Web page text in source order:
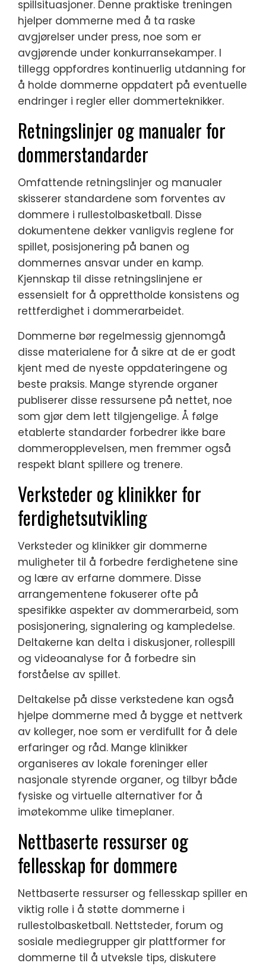
spillsituasjoner. Denne praktiske treningen
hjelper dommerne med å ta raske
avgjørelser under press, noe som er
avgjørende under konkurransekamper. I
tillegg oppfordres kontinuerlig utdanning for
å holde dommerne oppdatert på eventuelle
endringer i regler eller dommerteknikker.
Retningslinjer og manualer for
dommerstandarder
Omfattende retningslinjer og manualer
skisserer standardene som forventes av
dommere i rullestolbasketball. Disse
dokumentene dekker vanligvis reglene for
spillet, posisjonering på banen og
dommernes ansvar under en kamp.
Kjennskap til disse retningslinjene er
essensielt for å opprettholde konsistens og
rettferdighet i dommerarbeidet.
Dommerne bør regelmessig gjennomgå
disse materialene for å sikre at de er godt
kjent med de nyeste oppdateringene og
beste praksis. Mange styrende organer
publiserer disse ressursene på nettet, noe
som gjør dem lett tilgjengelige. Å følge
etablerte standarder forbedrer ikke bare
dommeropplevelsen, men fremmer også
respekt blant spillere og trenere.
Verksteder og klinikker for
ferdighetsutvikling
Verksteder og klinikker gir dommerne
muligheter til å forbedre ferdighetene sine
og lære av erfarne dommere. Disse
arrangementene fokuserer ofte på
spesifikke aspekter av dommerarbeid, som
posisjonering, signalering og kampledelse.
Deltakerne kan delta i diskusjoner, rollespill
og videoanalyse for å forbedre sin
forståelse av spillet.
Deltakelse på disse verkstedene kan også
hjelpe dommerne med å bygge et nettverk
av kolleger, noe som er verdifullt for å dele
erfaringer og råd. Mange klinikker
organiseres av lokale foreninger eller
nasjonale styrende organer, og tilbyr både
fysiske og virtuelle alternativer for å
imøtekomme ulike timeplaner.
Nettbaserte ressurser og
fellesskap for dommere
Nettbaserte ressurser og fellesskap spiller en
viktig rolle i å støtte dommerne i
rullestolbasketball. Nettsteder, forum og
sosiale mediegrupper gir plattformer for
dommerne til å utveksle tips, diskutere